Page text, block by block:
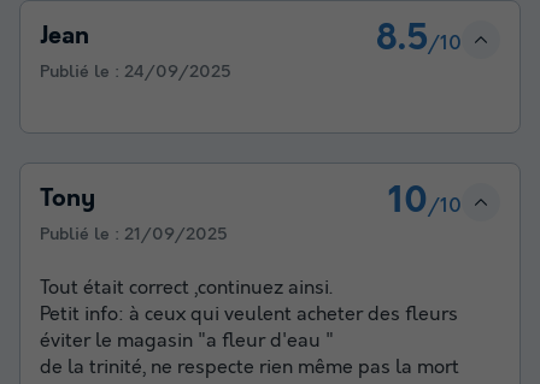
Jean 8.5/10
Publié le : 24/09/2025
Tony 10/10
Publié le : 21/09/2025
Tout était correct ,continuez ainsi.
Petit info: à ceux qui veulent acheter des fleurs
éviter le magasin "a fleur d'eau "
de la trinité, ne respecte rien même pas la mort